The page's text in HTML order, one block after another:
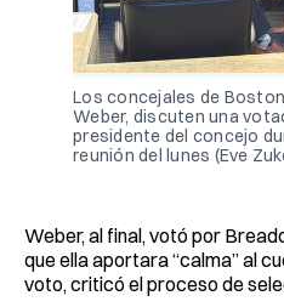
Los concejales de
Weber, discuten una
presidente del concejo
reunión del lunes (Eve
Weber, al final, votó por
que ella aportara “calma” al
voto, criticó el proceso de